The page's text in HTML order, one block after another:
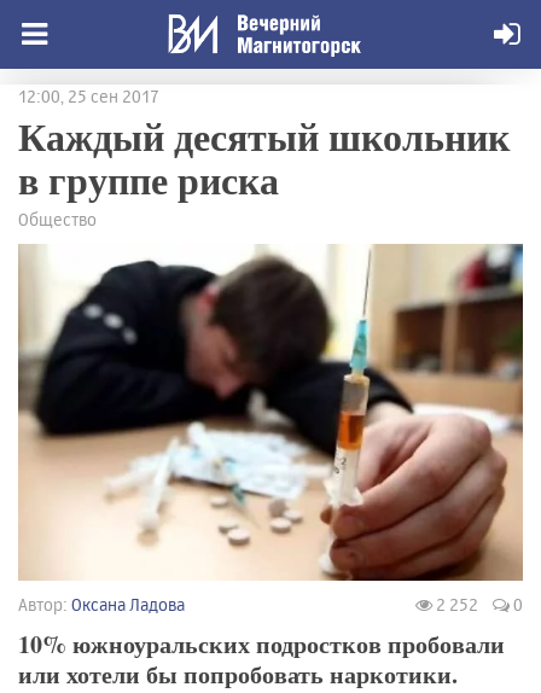
12:00, 25 сен 2017
Каждый десятый школьник
в группе риска
Общество
Автор: Оксана Ладова 2 252 0
10% южноуральских подростков пробовали
или хотели бы попробовать наркотики.